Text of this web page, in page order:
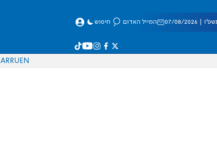
08/2026 המייל האדום חיפוש
EN
RU
AR